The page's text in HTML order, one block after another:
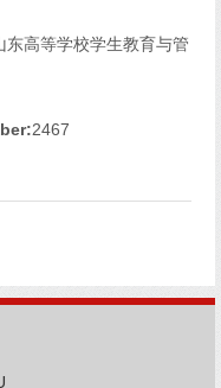
东高等学校学生教育与管
2467